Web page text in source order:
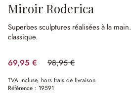
Miroir Roderica
Superbes sculptures réalisées à la main.
classique.
69,95 € 98,95 €
(29.31%spared)
TVA incluse, hors frais de livraison
Référence : 19591